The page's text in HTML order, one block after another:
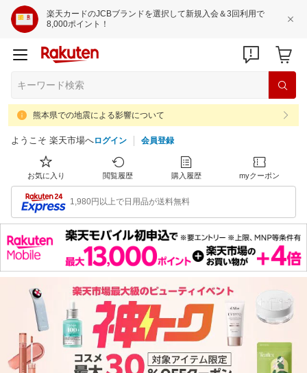
楽天カードのJCBブランドを選択して新規入会＆3回利用で
8,000ポイント！
熊本県での地震による影響について
ようこそ 楽天市場へログイン 会員登録
お気に入り 閲覧履歴 購入履歴 myクーポン
1,980円以上で日用品が送料無料